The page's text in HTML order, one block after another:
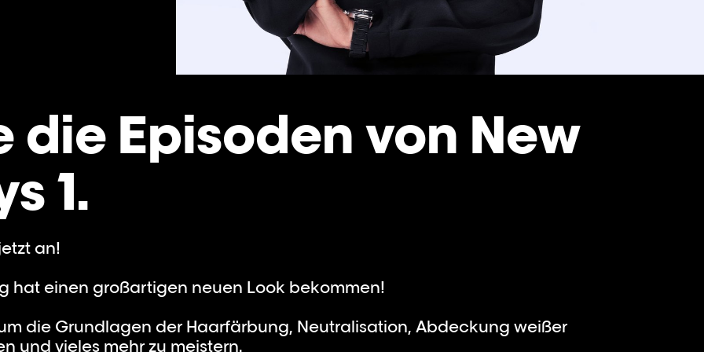
die Episoden von New
1.
an!
hat einen großartigen neuen Look bekommen!
die Grundlagen der Haarfärbung, Neutralisation, Abdeckung weißer
und vieles mehr zu meistern.